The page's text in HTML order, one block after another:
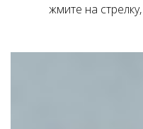
жмите на